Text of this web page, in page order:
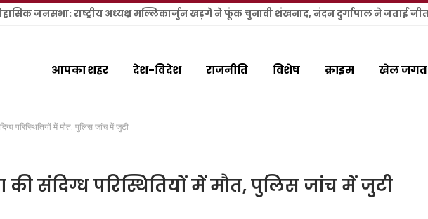
आपका शहर देश-विदेश राजनीति विशेष क्राइम खेल जगत
परिस्थितियों में मौत, पुलिस जांच में जुटी
की संदिग्ध परिस्थितियों में मौत, पुलिस जांच में जुटी